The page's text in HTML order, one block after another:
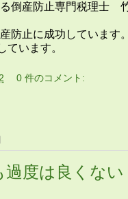
倒産防止専門税理士
防止に成功しています
ています。
0 件のコメント:
過度は良くない